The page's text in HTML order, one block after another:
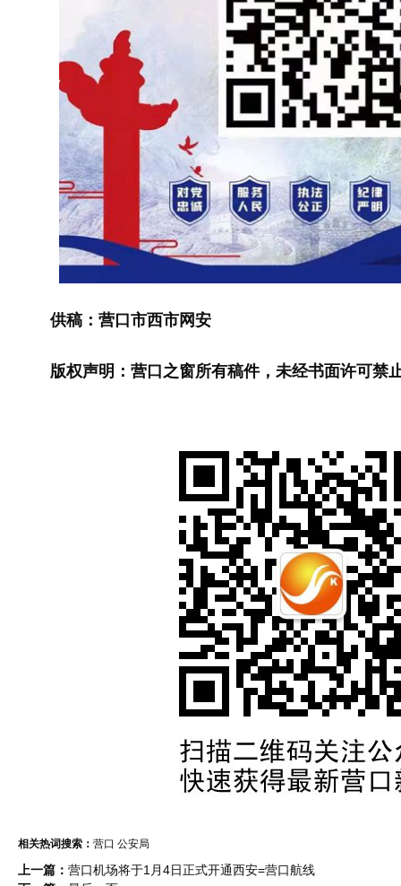
供稿：营口市西市网安
版权声明：营口之窗所有稿件，未经书面许可禁
相关热词搜索： 营口 公安局
上一篇： 营口机场将于1月4日正式开通西安=营口航线